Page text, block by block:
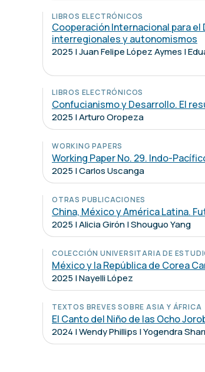
LIBROS ELECTRÓNICOS
Cooperación Internacional para
interregionales y autonomismos
2025 | Juan Felipe López Aymes |
LIBROS ELECTRÓNICOS
Confucianismo y Desarrollo. El
2025 | Arturo Oropeza
WORKING PAPERS
Working Paper No. 29. Indo-
2025 | Carlos Uscanga
OTRAS PUBLICACIONES
China, México y América Latina.
2025 | Alicia Girón | Shouguo Yang
COLECCIÓN UNIVERSITARIA DE
México y la República de Corea
2025 | Nayelli López
TEXTOS BREVES SOBRE ASIA Y ÁFRICA
El Canto del Niño de las Ocho
2024 | Wendy Phillips | Yogendra